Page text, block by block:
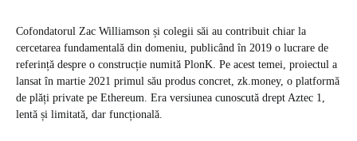
Cofondatorul Zac Williamson și colegii săi au contribuit chiar la
cercetarea fundamentală din domeniu, publicând în 2019 o lucrare de
referință despre o construcție numită PlonK. Pe acest temei, proiectul a
lansat în martie 2021 primul său produs concret, zk.money, o platformă
de plăți private pe Ethereum. Era versiunea cunoscută drept Aztec 1,
lentă și limitată, dar funcțională.